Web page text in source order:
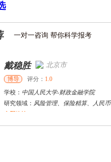
一对一咨询 帮你科学报考
戴稳胜 北京市
博导 评分： 1.0
学校： 中国人民大学-财政金融学院
研究领域： 风险管理、保险精算、人民币国际化
立即咨询
陈传红 武汉市